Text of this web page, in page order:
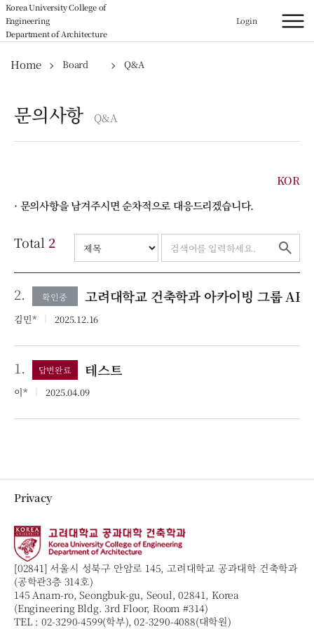
Korea University College of
Engineering
Department of Architecture
Login
Home Board Q&A
문의사항 Q&A
KOR
· 문의사항을 남겨주시면 순차적으로 대응드리겠습니다.
Total 2
2. 확인중 고려대학교 건축학과 아카이빙 그룹
김민* 2025.12.16
1. 답변완료 테스트
이* 2025.04.09
Privacy
[02841] 서울시 성북구 안암로 145, 고려대학교 공과대학 건축학과
(공학관3층 314호)
145 Anam-ro, Seongbuk-gu, Seoul, 02841, Korea
(Engineering Bldg. 3rd Floor, Room #314)
TEL : 02-3290-4599(학부), 02-3290-4088(대학원)